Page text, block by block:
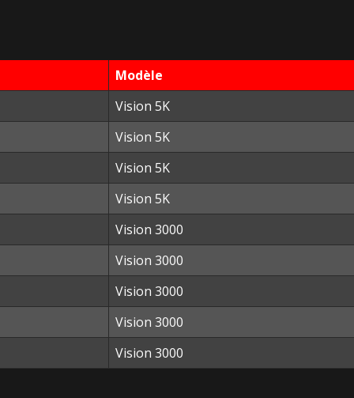
Modèle
Vision 5K
Vision 5K
Vision 5K
Vision 5K
Vision 3000
Vision 3000
Vision 3000
Vision 3000
Vision 3000